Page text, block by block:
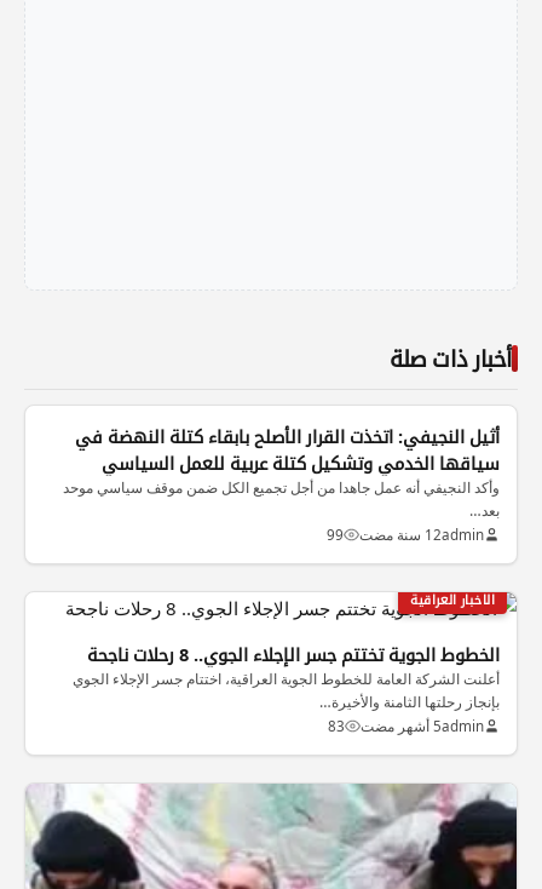
أخبار ذات صلة
أثيل النجيفي: اتخذت القرار الأصلح بابقاء كتلة النهضة في
سياقها الخدمي وتشكيل كتلة عربية للعمل السياسي
وأكد النجيفي أنه عمل جاهدا من أجل تجميع الكل ضمن موقف سياسي موحد
بعد…
admin12 سنة مضت 99
الاخبار العراقية
الخطوط الجوية تختتم جسر الإجلاء الجوي.. 8 رحلات ناجحة
أعلنت الشركة العامة للخطوط الجوية العراقية، اختتام جسر الإجلاء الجوي
بإنجاز رحلتها الثامنة والأخيرة…
admin5 أشهر مضت 83